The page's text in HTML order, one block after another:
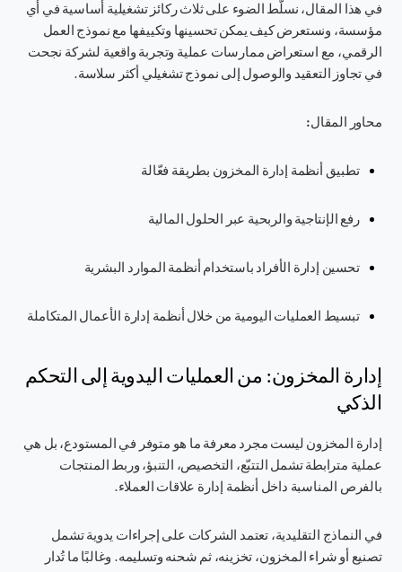
في هذا المقال، نسلّط الضوء علىثلاث ركائز تشغيلية أساسية في أي
مؤسسة، ونستعرض كيف يمكن تحسينها وتكييفها مع نموذج العمل
الرقمي، مع استعراض ممارسات عملية وتجربة واقعية لشركة نجحت
في تجاوز التعقيد والوصول إلى نموذج تشغيلي أكثر سلاسة.
محاور المقال:
تطبيق أنظمة إدارة المخزون بطريقة فعّالة
رفع الإنتاجية والربحية عبر الحلول المالية
تحسين إدارة الأفراد باستخدام أنظمة الموارد البشرية
تبسيط العمليات اليومية من خلال أنظمة إدارة الأعمال المتكاملة
إدارة المخزون: من العمليات اليدوية إلى التحكم
الذكي
إدارة المخزون ليست مجرد معرفة ما هو متوفر في المستودع، بل هي
عملية مترابطة تشمل التتبّع، التخصيص، التنبؤ، وربط المنتجات
بالفرص المناسبة داخل أنظمة إدارة علاقات العملاء.
في النماذج التقليدية، تعتمد الشركات على إجراءات يدوية تشمل
تصنيع أو شراء المخزون، تخزينه، ثم شحنه وتسليمه. وغالبًا ما تُدار